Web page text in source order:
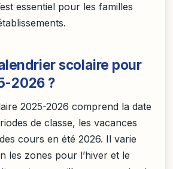
essentiel pour les familles
scolaire pour
2026 ?
2025-2026 comprend la date
de classe, les vacances
cours en été 2026. Il varie
les zones pour l’hiver et le